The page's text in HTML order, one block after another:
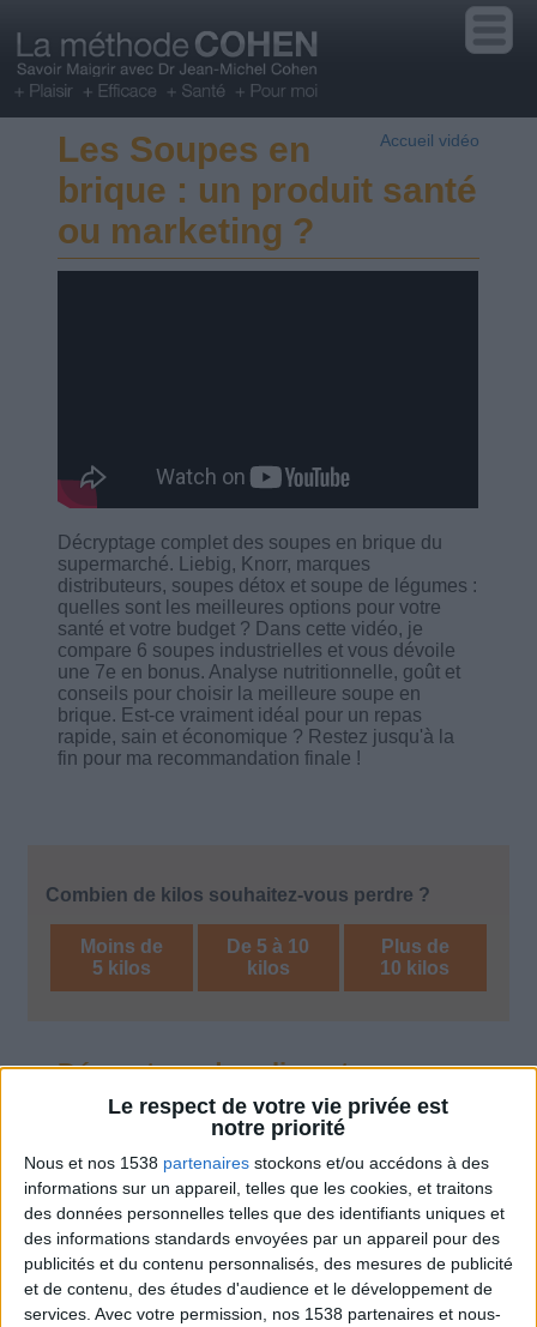
Le respect de votre vie privée est
notre priorité
Nous et nos 1538 partenaires stockons et/ou accédons à des
informations sur un appareil, telles que les cookies, et traitons
des données personnelles telles que des identifiants uniques et
des informations standards envoyées par un appareil pour des
publicités et du contenu personnalisés, des mesures de publicité
et de contenu, des études d'audience et le développement de
services. Avec votre permission, nos 1538 partenaires et nous-
Accueil vidéo
Les Soupes en
brique : un produit santé
ou marketing ?
Décryptage complet des soupes en brique du
supermarché. Liebig, Knorr, marques
distributeurs, soupes détox et soupe de légumes :
quelles sont les meilleures options pour votre
santé et votre budget ? Dans cette vidéo, je
compare 6 soupes industrielles et vous dévoile
une 7e en bonus. Analyse nutritionnelle, goût et
conseils pour choisir la meilleure soupe en
brique. Est-ce vraiment idéal pour un repas
rapide, sain et économique ? Restez jusqu'à la
fin pour ma recommandation finale !
Combien de kilos souhaitez-vous perdre ?
Moins de
5 kilos
De 5 à 10
kilos
Plus de
10 kilos
Décryptage des aliments Voir tout
Les aliments n'auront plus aucun secret pour
vous. Jean-Michel vous aide à décrypter les
étiquettes des produits, pour mieux les choisir
et mieux manger.